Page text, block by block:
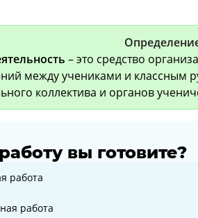
– это средство
между учениками и классным
коллектива и органов
вы готовите?
вы готовите?
работа
работа